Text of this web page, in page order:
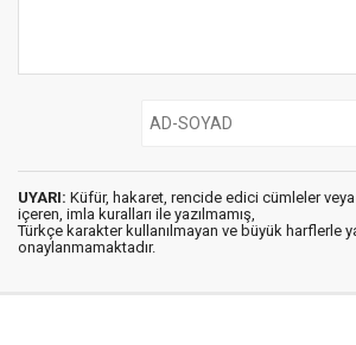
UYARI: Küfür, hakaret, rencide edici cümleler veya
içeren, imla kuralları ile yazılmamış,
Türkçe karakter kullanılmayan ve büyük harflerle
onaylanmamaktadır.